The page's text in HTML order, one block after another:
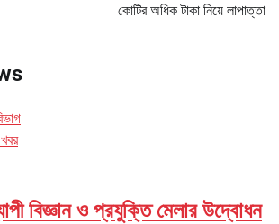
কোটির অধিক টাকা নিয়ে লাপাত্তা
বিজ্ঞান ও প্রযুক্তি মেলার উদ্বোধন